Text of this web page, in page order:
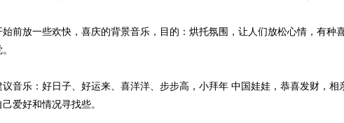
前放一些欢快，喜庆的背景音乐，目的：烘托氛围，让人们放松心情，有种
音乐：好日子、好运来、喜洋洋、步步高，小拜年 中国娃娃，恭喜发财，相
爱好和情况寻找些。